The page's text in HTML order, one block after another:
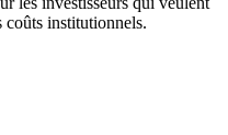
coûts institutionnels.